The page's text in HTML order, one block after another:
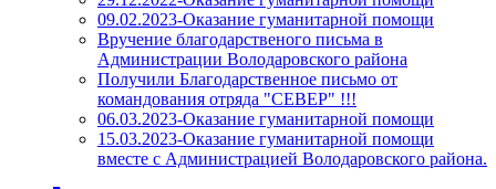
09.02.2023-Оказание гуманитарной помощи
Вручение благодарственого письма в
Администрации Володаровского района
Получили Благодарственное письмо от
командования отряда "СЕВЕР" !!!
06.03.2023-Оказание гуманитарной помощи
15.03.2023-Оказание гуманитарной помощи
вместе с Администрацией Володаровского района.